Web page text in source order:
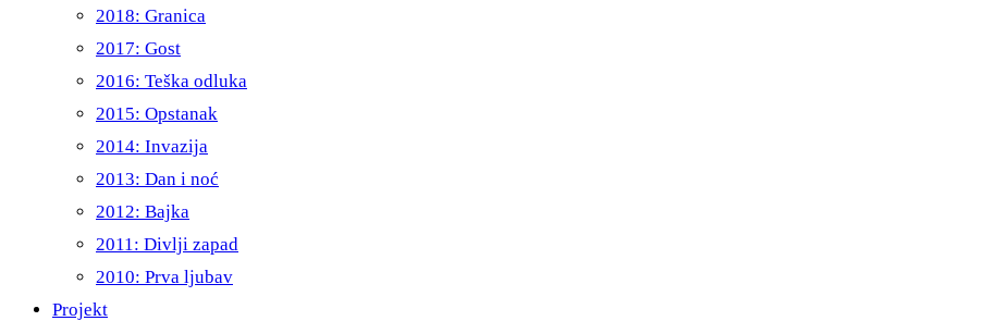
2018: Granica
2017: Gost
2016: Teška odluka
2015: Opstanak
2014: Invazija
2013: Dan i noć
2012: Bajka
2011: Divlji zapad
2010: Prva ljubav
Projekt